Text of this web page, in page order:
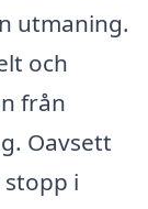
utmaning.
och
från
Oavsett
i